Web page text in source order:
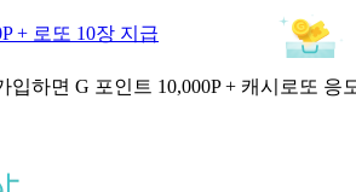
+ 로또 10장 지급
입하면 G 포인트 10,000P + 캐시로또 응